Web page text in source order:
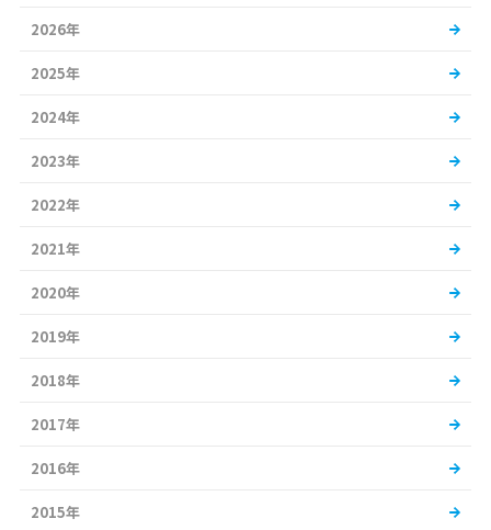
2026年
2025年
2024年
2023年
2022年
2021年
2020年
2019年
2018年
2017年
2016年
2015年